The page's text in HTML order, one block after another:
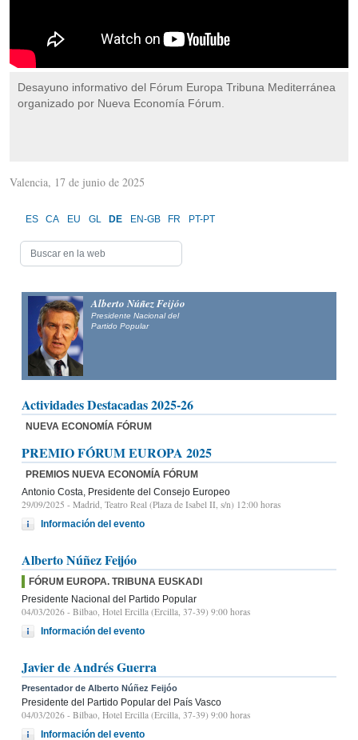
Desayuno informativo del Fórum Europa Tribuna Mediterránea
organizado por Nueva Economía Fórum.
Valencia, 17 de junio de 2025
ES CA EU GL DE EN-GB FR PT-PT
Alberto Núñez Feijóo
Presidente Nacional del
Partido Popular
Actividades Destacadas 2025-26
NUEVA ECONOMÍA FÓRUM
PREMIO FÓRUM EUROPA 2025
PREMIOS NUEVA ECONOMÍA FÓRUM
Antonio Costa, Presidente del Consejo Europeo
29/09/2025 - Madrid, Teatro Real (Plaza de Isabel II, s/n) 12:00 horas
Información del evento
Alberto Núñez Feijóo
FÓRUM EUROPA. TRIBUNA EUSKADI
Presidente Nacional del Partido Popular
04/03/2026 - Bilbao, Hotel Ercilla (Ercilla, 37-39) 9:00 horas
Información del evento
Javier de Andrés Guerra
Presentador de Alberto Núñez Feijóo
Presidente del Partido Popular del País Vasco
04/03/2026 - Bilbao, Hotel Ercilla (Ercilla, 37-39) 9:00 horas
Información del evento